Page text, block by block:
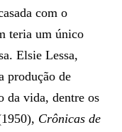
com o
teria um único
Elsie Lessa,
produção de
da vida, dentre os
Crônicas de